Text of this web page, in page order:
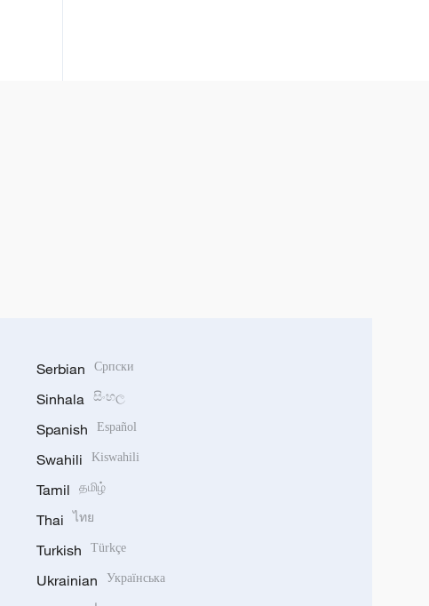
Serbian Српски
Sinhala සිංහල
Spanish Español
Swahili Kiswahili
Tamil தமிழ்
Thai ไทย
Turkish Türkçe
Ukrainian Українська